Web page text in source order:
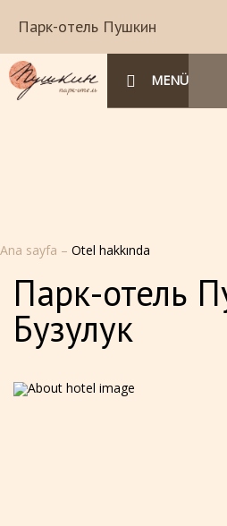
Парк-отель Пушкин
MENÜ
Ana sayfa – Otel hakkında
Парк-отель
Бузулук